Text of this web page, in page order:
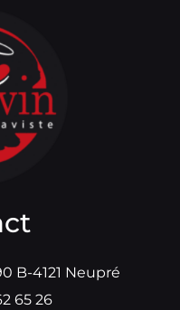
B-4121 Neupré
65 26